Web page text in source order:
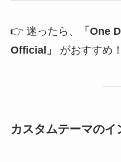
👉 迷ったら、
「One
Official」
がおすすめ！
カスタムテーマのイ